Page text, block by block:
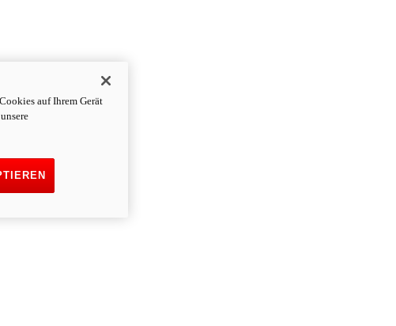
auf Ihrem Gerät